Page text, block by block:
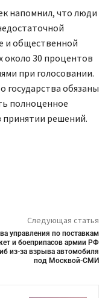
напомнил, что люди
и общественной
около 30 процентов
при голосовании.
государства обязаны
полноценное
принятии решений.
Следующая статья
управления по поставкам
и боеприпасов армии РФ
из-за взрыва автомобиля
под Москвой-СМИ